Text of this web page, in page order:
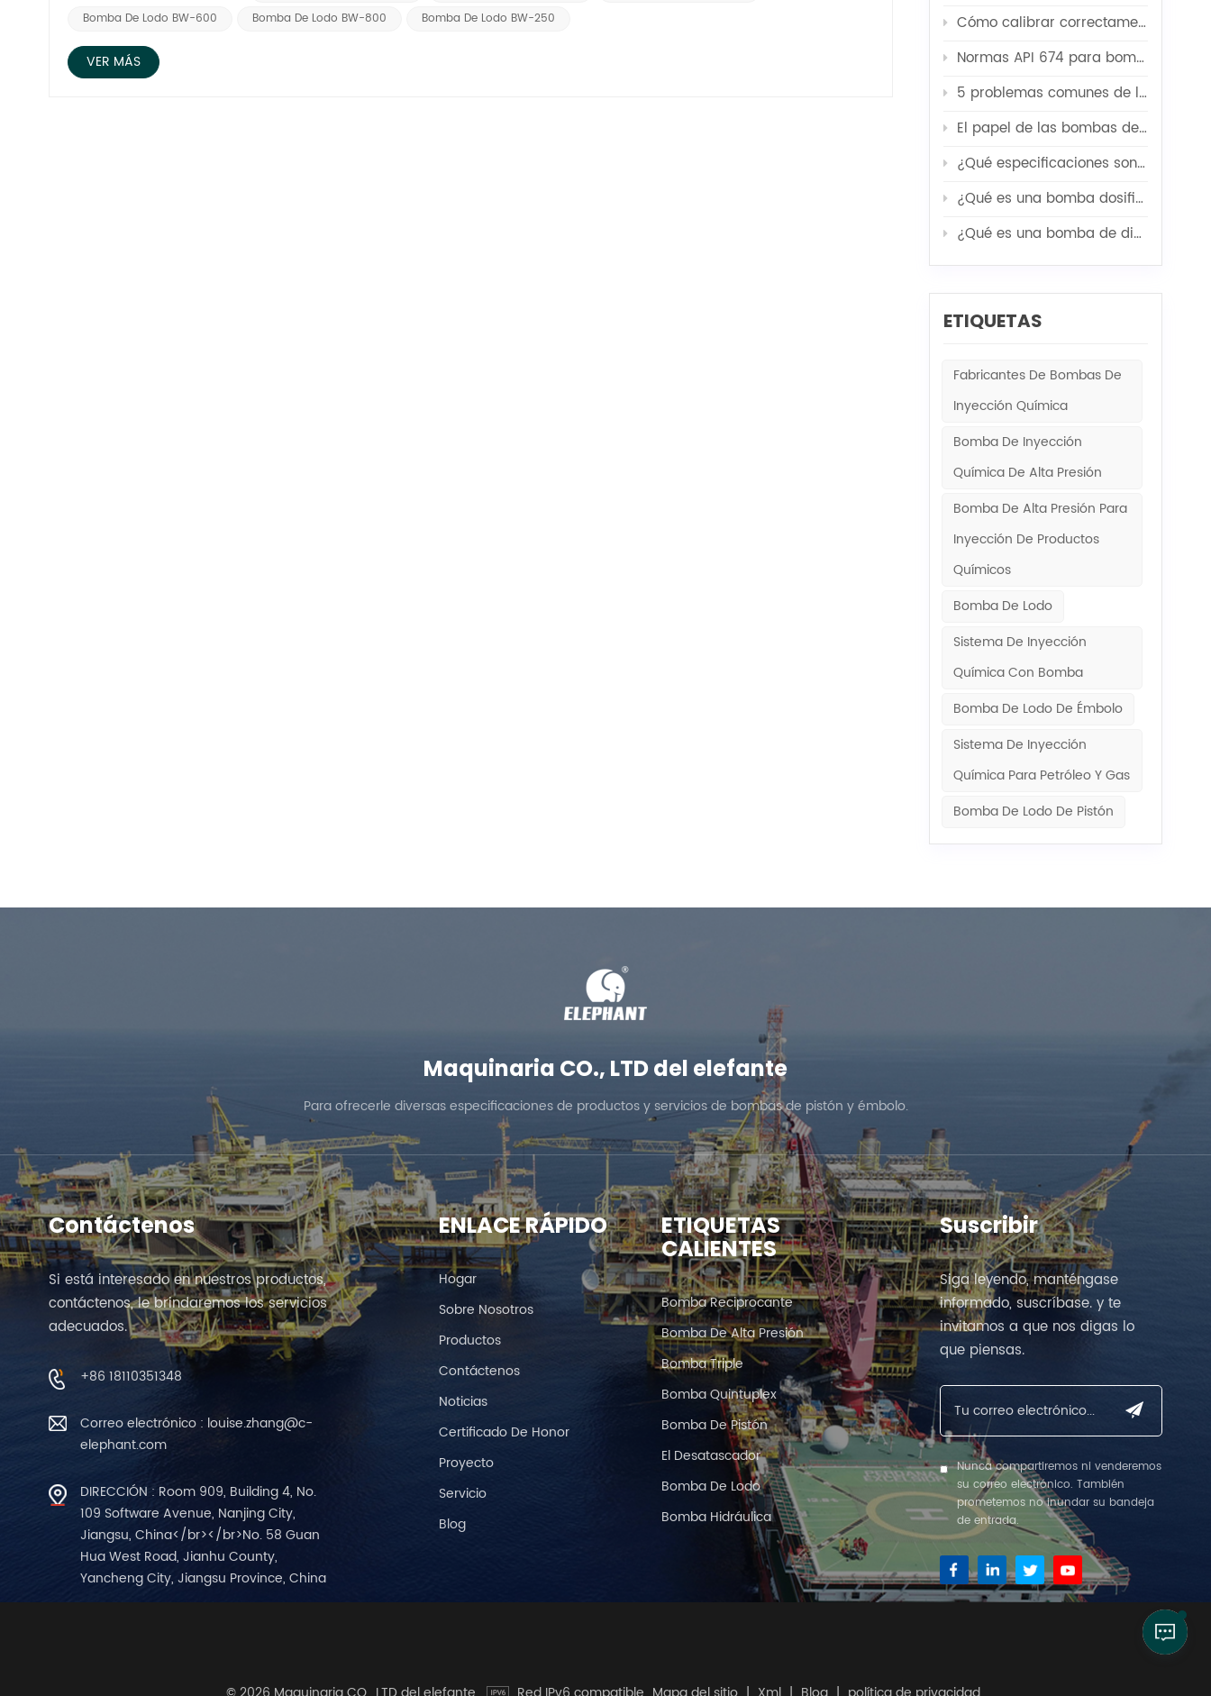
hidráulica?Una bomba de lodo hidráulica, también conocida como bomba alternativa accionada hidráulicamente, es un
de perforación. A diferencia de las bombas accionadas mecánicamente que dependen de una fuente de energía como un
motor eléctrico o un motor diésel, las bombas de lodo hidráulicas utilizan energía hidráulica para impulsar los pistones o émbolos
Bomba De Lodo BW-600
Bomba De Lodo BW-800 Bomba De Lodo BW-250
VER MÁS
Cómo calibrar correctamente su bomba de prueba de presión
Normas API 674 para bombas de chorro
5 problemas comunes de las bombas de alta presión y sus soluciones
El papel de las bombas de servicio de pozos en la acidificación, fracturación y cementación.
¿Qué especificaciones son las más importantes a la hora de personalizar una unidad modular para bomba de inyección de agua?
¿Qué es una bomba dosificadora de diafragma mecánica?
¿Qué es una bomba de diafragma de alta presión para procesos industriales?
ETIQUETAS
Fabricantes De Bombas De
Inyección Química
Bomba De Inyección
Química De Alta Presión
Bomba De Alta Presión Para
Inyección De Productos
Químicos
Bomba De Lodo
Sistema De Inyección
Química Con Bomba
Bomba De Lodo De Émbolo
Sistema De Inyección
Química Para Petróleo Y Gas
Bomba De Lodo De Pistón
Maquinaria CO., LTD del elefante
Para ofrecerle diversas especificaciones de productos y servicios de bombas de pistón y émbolo.
Contáctenos
Si está interesado en nuestros productos,
contáctenos, le brindaremos los servicios
adecuados.
+86 18110351348
Correo electrónico : louise.zhang@c-
elephant.com
DIRECCIÓN : Room 909, Building 4, No.
109 Software Avenue, Nanjing City,
Jiangsu, China</br></br>No. 58 Guan
Hua West Road, Jianhu County,
Yancheng City, Jiangsu Province, China
ENLACE RÁPIDO
Hogar
Sobre Nosotros
Productos
Contáctenos
Noticias
Certificado De Honor
Proyecto
Servicio
Blog
ETIQUETAS
CALIENTES
Bomba Reciprocante
Bomba De Alta Presión
Bomba Triple
Bomba Quintuplex
Bomba De Pistón
El Desatascador
Bomba De Lodo
Bomba Hidráulica
Suscribir
Siga leyendo, manténgase
informado, suscríbase. y te
invitamos a que nos digas lo
que piensas.
Nunca compartiremos ni venderemos
su correo electrónico. También
prometemos no inundar su bandeja
de entrada.